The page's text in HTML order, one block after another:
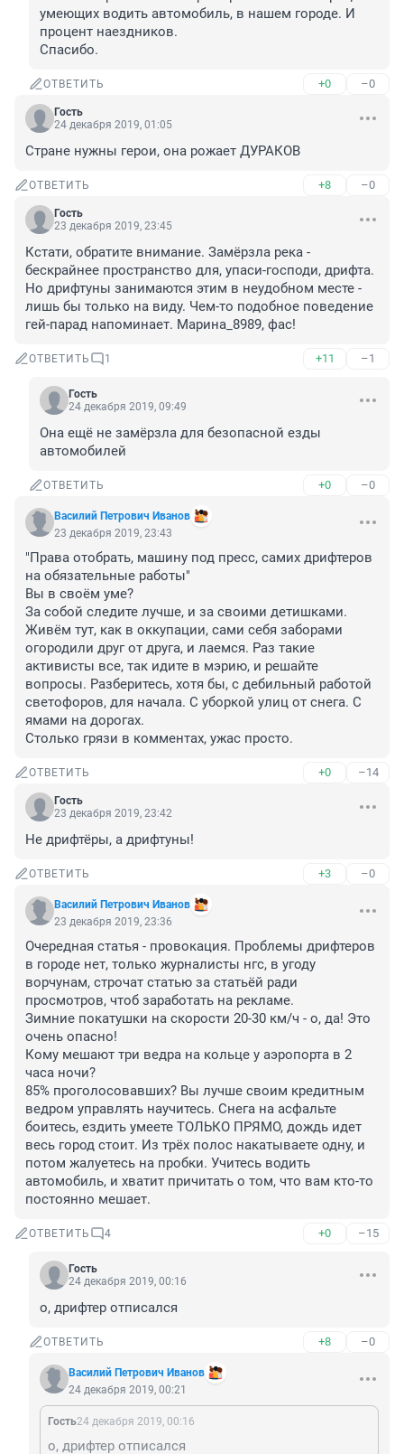
умеющих водить автомобиль, в нашем городе. И
процент наездников.
Спасибо.
ОТВЕТИТЬ +0 –0
Гость
24 декабря 2019, 01:05
Стране нужны герои, она рожает ДУРАКОВ
ОТВЕТИТЬ +8 –0
Гость
23 декабря 2019, 23:45
Кстати, обратите внимание. Замёрзла река -
бескрайнее пространство для, упаси-господи, дрифта.
Но дрифтуны занимаются этим в неудобном месте -
лишь бы только на виду. Чем-то подобное поведение
гей-парад напоминает. Марина_8989, фас!
ОТВЕТИТЬ 1 +11 –1
Гость
24 декабря 2019, 09:49
Она ещё не замёрзла для безопасной езды
автомобилей
ОТВЕТИТЬ +0 –0
Василий Петрович Иванов
23 декабря 2019, 23:43
"Права отобрать, машину под пресс, самих дрифтеров
на обязательные работы"
Вы в своём уме?
За собой следите лучше, и за своими детишками.
Живём тут, как в оккупации, сами себя заборами
огородили друг от друга, и лаемся. Раз такие
активисты все, так идите в мэрию, и решайте
вопросы. Разберитесь, хотя бы, с дебильный работой
светофоров, для начала. С уборкой улиц от снега. С
ямами на дорогах.
Столько грязи в комментах, ужас просто.
ОТВЕТИТЬ +0 –14
Гость
23 декабря 2019, 23:42
Не дрифтёры, а дрифтуны!
ОТВЕТИТЬ +3 –0
Василий Петрович Иванов
23 декабря 2019, 23:36
Очередная статья - провокация. Проблемы дрифтеров
в городе нет, только журналисты нгс, в угоду
ворчунам, строчат статью за статьёй ради
просмотров, чтоб заработать на рекламе.
Зимние покатушки на скорости 20-30 км/ч - о, да! Это
очень опасно!
Кому мешают три ведра на кольце у аэропорта в 2
часа ночи?
85% проголосовавших? Вы лучше своим кредитным
ведром управлять научитесь. Снега на асфальте
боитесь, ездить умеете ТОЛЬКО ПРЯМО, дождь идет
весь город стоит. Из трёх полос накатываете одну, и
потом жалуетесь на пробки. Учитесь водить
автомобиль, и хватит причитать о том, что вам кто-то
постоянно мешает.
ОТВЕТИТЬ 4 +0 –15
Гость
24 декабря 2019, 00:16
о, дрифтер отписался
ОТВЕТИТЬ +8 –0
Василий Петрович Иванов
24 декабря 2019, 00:21
Гость24 декабря 2019, 00:16
о, дрифтер отписался